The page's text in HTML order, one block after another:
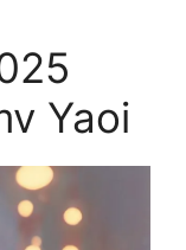
Yaoi